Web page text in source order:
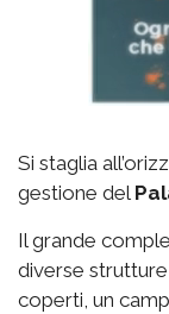
Si staglia
gestione del
Il grande
diverse
coperti, un